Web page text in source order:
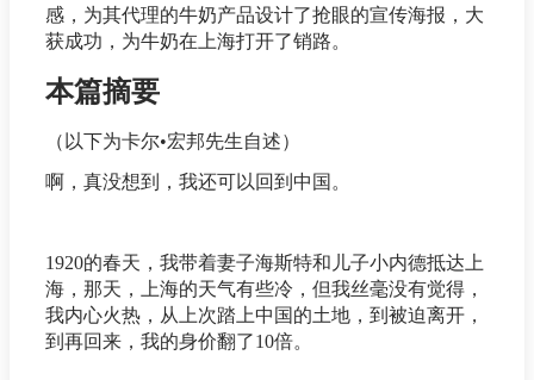
感，为其代理的牛奶产品设计了抢眼的宣传海报，大
获成功，为牛奶在上海打开了销路。
本篇摘要
（以下为卡尔•宏邦先生自述）
啊，真没想到，我还可以回到中国。
1920的春天，我带着妻子海斯特和儿子小内德抵达上
海，那天，上海的天气有些冷，但我丝毫没有觉得，
我内心火热，从上次踏上中国的土地，到被迫离开，
到再回来，我的身价翻了10倍。